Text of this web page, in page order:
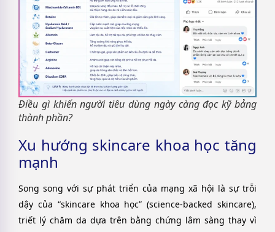
Điều gì khiến người tiêu dùng ngày càng đọc kỹ bảng
thành phần?
Xu hướng skincare khoa học tăng
mạnh
Song song với sự phát triển của mạng xã hội là sự trỗi
dậy của “skincare khoa học” (science-backed skincare),
triết lý chăm da dựa trên bằng chứng lâm sàng thay vì